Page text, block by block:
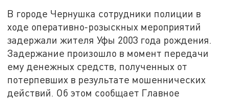
В городе Чернушка сотрудники полиции в
ходе оперативно-розыскных мероприятий
задержали жителя Уфы 2003 года рождения.
Задержание произошло в момент передачи
ему денежных средств, полученных от
потерпевших в результате мошеннических
действий. Об этом сообщает Главное